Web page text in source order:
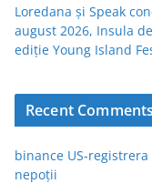
Loredana și Speak
august 2026, Insula
ediție Young Island
Recent Comments
binance US-registrera
nepoții